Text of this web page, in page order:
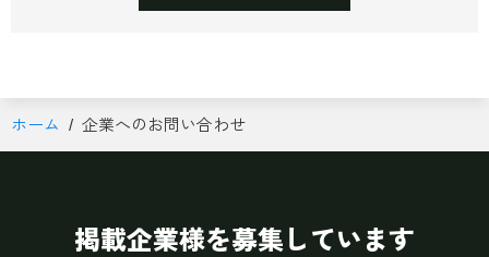
ホーム 企業へのお問い合わせ
掲載企業様を募集しています